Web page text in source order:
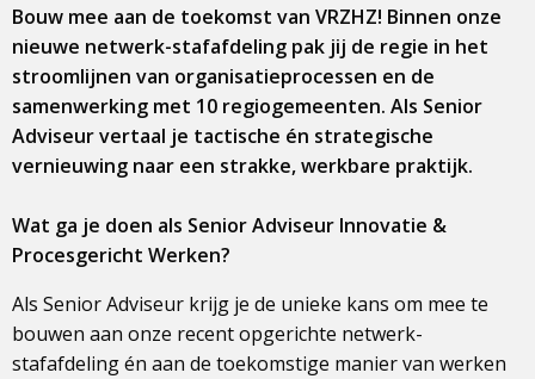
Bouw mee aan de toekomst van VRZHZ! Binnen onze
nieuwe netwerk-stafafdeling pak jij de regie in het
stroomlijnen van organisatieprocessen en de
samenwerking met 10 regiogemeenten. Als Senior
Adviseur vertaal je tactische én strategische
vernieuwing naar een strakke, werkbare praktijk.
Wat ga je doen als Senior Adviseur Innovatie &
Procesgericht Werken?
Als Senior Adviseur krijg je de unieke kans om mee te
bouwen aan onze recent opgerichte netwerk-
stafafdeling én aan de toekomstige manier van werken